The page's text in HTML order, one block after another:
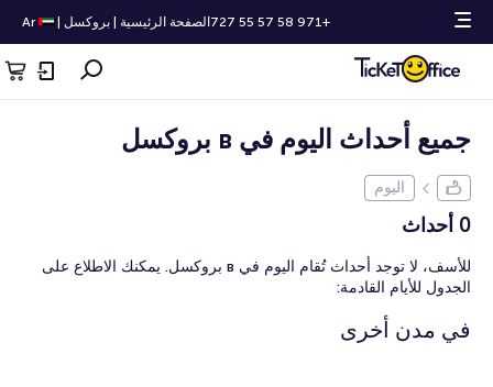
+971 58 57 55 727 الصفحة الرئيسية بروكسل Ar
جميع أحداث اليوم في в بروكسل
اليوم
0 أحداث
للأسف، لا توجد أحداث تُقام اليوم في в بروكسل. يمكنك الاطلاع على
الجدول للأيام القادمة:
في مدن أخرى